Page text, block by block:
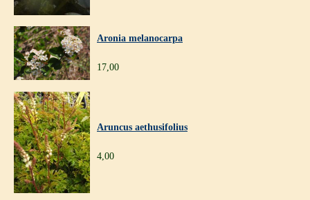
Aronia melanocarpa
17,00
Aruncus aethusifolius
4,00